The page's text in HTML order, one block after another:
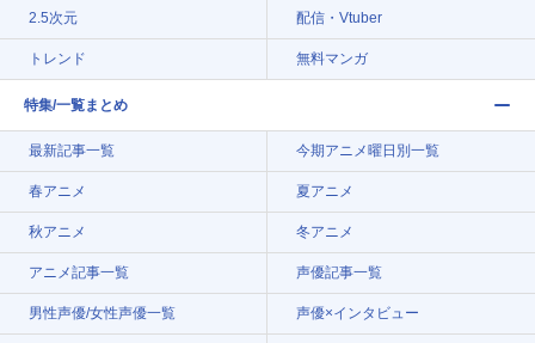
2.5次元 配信・Vtuber
トレンド 無料マンガ
特集/一覧まとめ
最新記事一覧 今期アニメ曜日別一覧
春アニメ 夏アニメ
秋アニメ 冬アニメ
アニメ記事一覧 声優記事一覧
男性声優/女性声優一覧 声優×インタビュー